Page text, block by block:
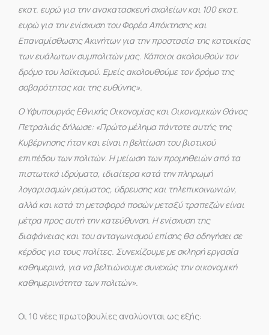
εκατ. ευρώ για την ανακατασκευή σχολείων και 100 εκατ.
ευρώ για την ενίσχυση του Φορέα Απόκτησης και
Επαναμίσθωσης Ακινήτων για την προστασία της κατοικίας
των ευάλωτων συμπολιτών μας. Κάποιοι ακολουθούν τον
δρόμο του λαϊκισμού. Εμείς ακολουθούμε τον δρόμο της
σοβαρότητας και της ευθύνης».
Ο Υφυπουργός Εθνικής Οικονομίας και Οικονομικών Θάνος
Πετραλιάς δήλωσε: «Πρώτο μέλημα πάντοτε αυτής της
Κυβέρνησης ήταν και είναι η βελτίωση του βιοτικού
επιπέδου των πολιτών. Η μείωση των προμηθειών από τα
πιστωτικά ιδρύματα, ιδιαίτερα κατά την πληρωμή
λογαριασμών ρεύματος, ύδρευσης και τηλεπικοινωνιών,
αλλά και κατά τη μεταφορά ποσών μεταξύ τραπεζών είναι
μέτρα προς αυτή την κατεύθυνση. Η ενίσχυση της
διαφάνειας και του ανταγωνισμού επίσης θα οδηγήσει σε
κέρδος για τους πολίτες. Συνεχίζουμε με σκληρή εργασία
καθημερινά, για να βελτιώνουμε συνεχώς την οικονομική
καθημερινότητα των πολιτών».
Οι 10 νέες πρωτοβουλίες αναλύονται ως εξής: